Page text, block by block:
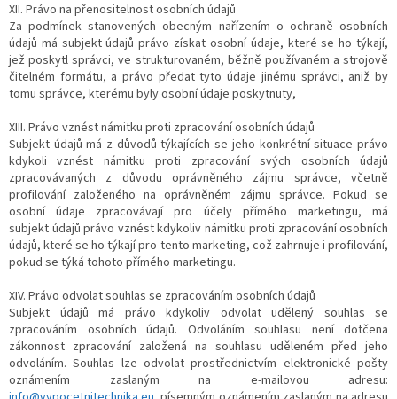
XII. Právo na přenositelnost osobních údajů
Za podmínek stanovených obecným nařízením o ochraně osobních
údajů má subjekt údajů právo získat osobní údaje, které se ho týkají,
jež poskytl správci, ve strukturovaném, běžně používaném a strojově
čitelném formátu, a právo předat tyto údaje jinému správci, aniž by
tomu správce, kterému byly osobní údaje poskytnuty,
XIII. Právo vznést námitku proti zpracování osobních údajů
Subjekt údajů má z důvodů týkajících se jeho konkrétní situace právo
kdykoli vznést námitku proti zpracování svých osobních údajů
zpracovávaných z důvodu oprávněného zájmu správce, včetně
profilování založeného na oprávněném zájmu správce. Pokud se
osobní údaje zpracovávají pro účely přímého marketingu, má
subjekt údajů právo vznést kdykoliv námitku proti zpracování osobních
údajů, které se ho týkají pro tento marketing, což zahrnuje i profilování,
pokud se týká tohoto přímého marketingu.
XIV. Právo odvolat souhlas se zpracováním osobních údajů
Subjekt údajů má právo kdykoliv odvolat udělený souhlas se
zpracováním osobních údajů. Odvoláním souhlasu není dotčena
zákonnost zpracování založená na souhlasu uděleném před jeho
odvoláním. Souhlas lze odvolat prostřednictvím elektronické pošty
oznámením zaslaným na e-mailovou adresu: